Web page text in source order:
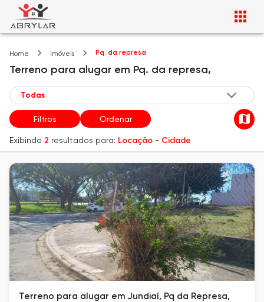
Home Imóveis Pq. da represa
Terreno para alugar em Pq. da represa,
Filtros Ordenar
Exibindo 2 resultados para: Locação - Cidade
Terreno para alugar em Jundiaí, Pq da Represa,